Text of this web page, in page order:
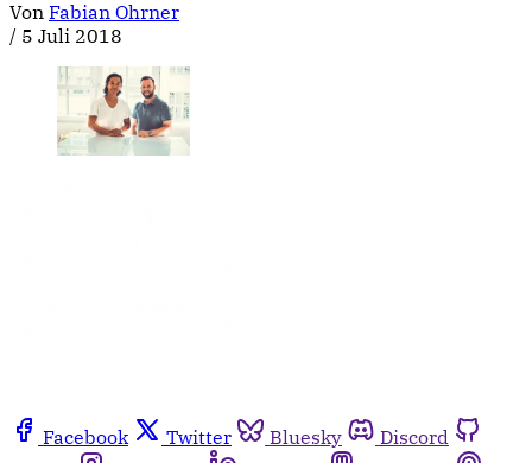
Von Fabian Ohrner
/ 5 Juli 2018
Facebook Twitter Bluesky
Discord